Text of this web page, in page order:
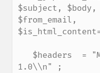
$subject, $body,
$from_email,
1.0\\n" ;